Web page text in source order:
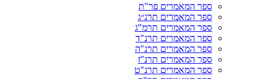
ספר המאמרים פר"ת
ספר המאמרים תרנ״ג
ספר המאמרים תרמ"ג
ספר המאמרים תרנ"ד
ספר המאמרים תרנ"ה
ספר המאמרים תרנ"ז
ספר המאמרים תרנ"ט